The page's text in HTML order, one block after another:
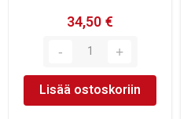
34,50 €
Lisää ostoskoriin